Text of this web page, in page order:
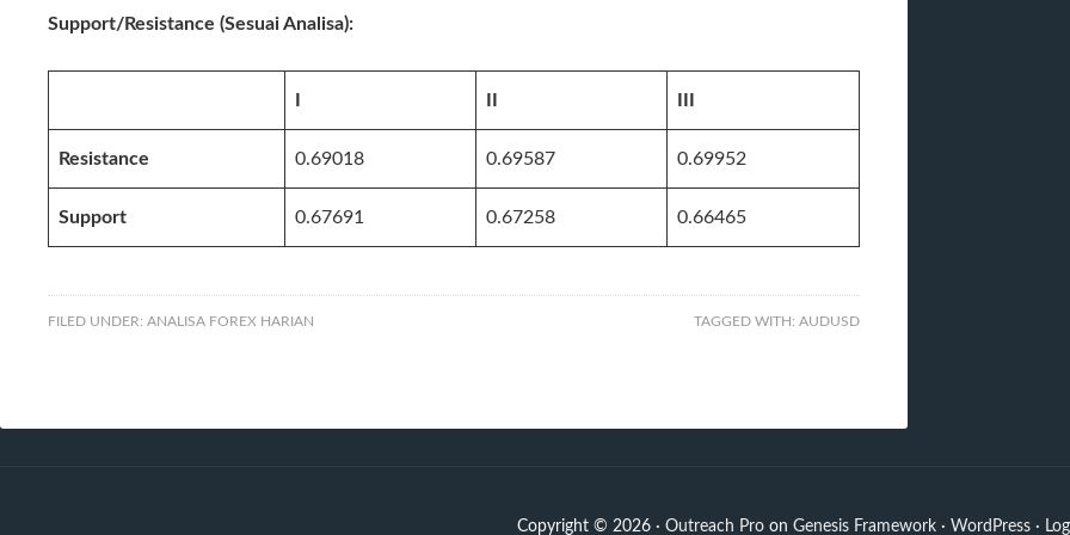
Support/Resistance (Sesuai Analisa):
Resistance 0.69018 0.69587 0.69952
Support 0.67691 0.67258 0.66465
FILED UNDER: ANALISA FOREX HARIAN TAGGED WITH: AUDUSD
Copyright © 2026 · Outreach Pro on Genesis Framework · WordPress ·